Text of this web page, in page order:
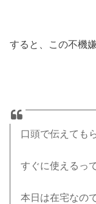
すると、この不機
口頭で伝えても
すぐに使えるって
本日は在宅なの